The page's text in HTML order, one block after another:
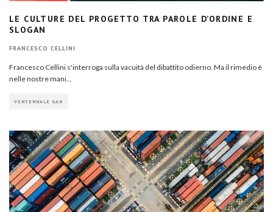
LE CULTURE DEL PROGETTO TRA PAROLE D’ORDINE E
SLOGAN
FRANCESCO CELLINI
Francesco Cellini s'interroga sulla vacuità del dibattito odierno. Ma il rimedio è
nelle nostre mani...
VENTENNALE GAR